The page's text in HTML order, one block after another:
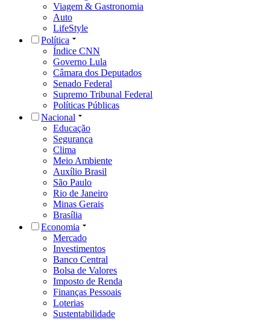
Viagem & Gastronomia
Auto
LifeStyle
Política
Índice CNN
Governo Lula
Câmara dos Deputados
Senado Federal
Supremo Tribunal Federal
Políticas Públicas
Nacional
Educação
Segurança
Clima
Meio Ambiente
Auxílio Brasil
São Paulo
Rio de Janeiro
Minas Gerais
Brasília
Economia
Mercado
Investimentos
Banco Central
Bolsa de Valores
Imposto de Renda
Finanças Pessoais
Loterias
Sustentabilidade